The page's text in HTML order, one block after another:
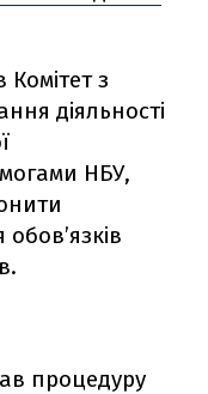
з
діяльності
НБУ,
процедуру